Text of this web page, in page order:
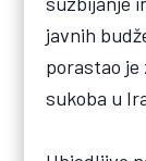
javnih
porastao je
sukoba u